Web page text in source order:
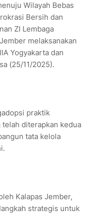
Wilayah Bebas
Bersih dan
ZI Lembaga
melaksanakan
Yogyakarta dan
(25/11/2025).
praktik
diterapkan kedua
tata kelola
Kalapas Jember,
strategis untuk